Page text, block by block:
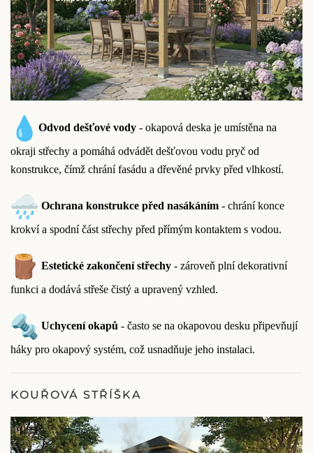
Odvod dešťové vody - okapová deska je umístěna na
okraji střechy a pomáhá odvádět dešťovou vodu pryč od
konstrukce, čímž chrání fasádu a dřevěné prvky před vlhkostí.
Ochrana konstrukce před nasákáním - chrání konce
krokví a spodní část střechy před přímým kontaktem s vodou.
Estetické zakončení střechy - zároveň plní dekorativní
funkci a dodává střeše čistý a upravený vzhled.
Uchycení okapů - často se na okapovou desku připevňují
háky pro okapový systém, což usnadňuje jeho instalaci.
KOUŘOVÁ STŘÍŠKA